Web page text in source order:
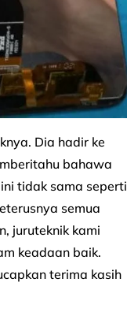
Dia hadir ke
bahawa
tidak sama seperti
semua
juruteknik kami
keadaan baik.
terima kasih